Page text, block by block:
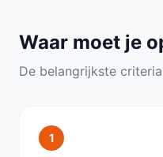
Waar moet je
De belangrijkste
1